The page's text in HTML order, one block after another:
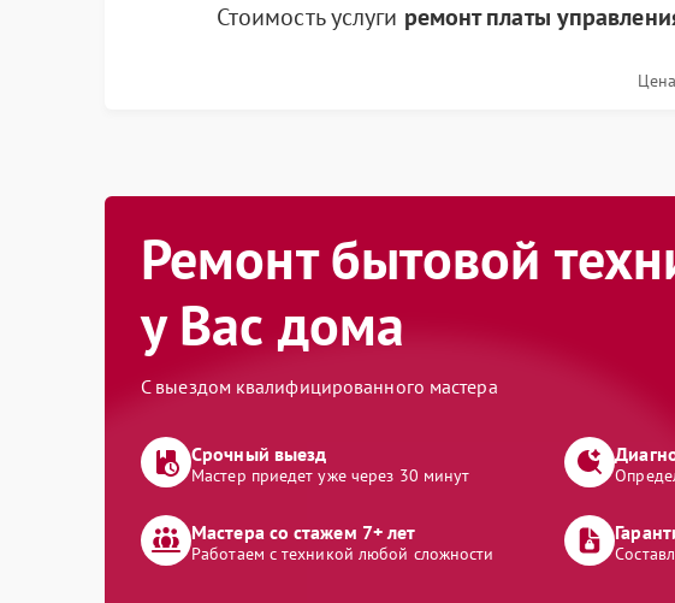
Стоимость услуги ремонт платы
Ремонт бытовой
у Вас дома
С выездом квалифицированного мастера
Срочный выезд
Мастер приедет уже через 30 минут
Мастера со стажем 7+ лет
Работаем с техникой любой сложности